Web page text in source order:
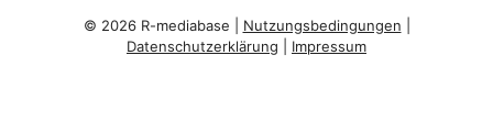
© 2026 R-mediabase | Nutzungsbedingungen
Datenschutzerklärung
Impressum